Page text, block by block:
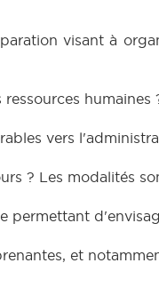
visant à
humaines
vers
? Les modalités
et